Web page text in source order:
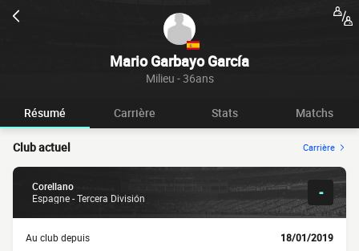
Mario Garbayo García
Milieu - 36ans
Résumé Carrière Stats Matchs
Club actuel Carrière
Corellano
Espagne - Tercera División
-
Au club depuis 18/01/2019